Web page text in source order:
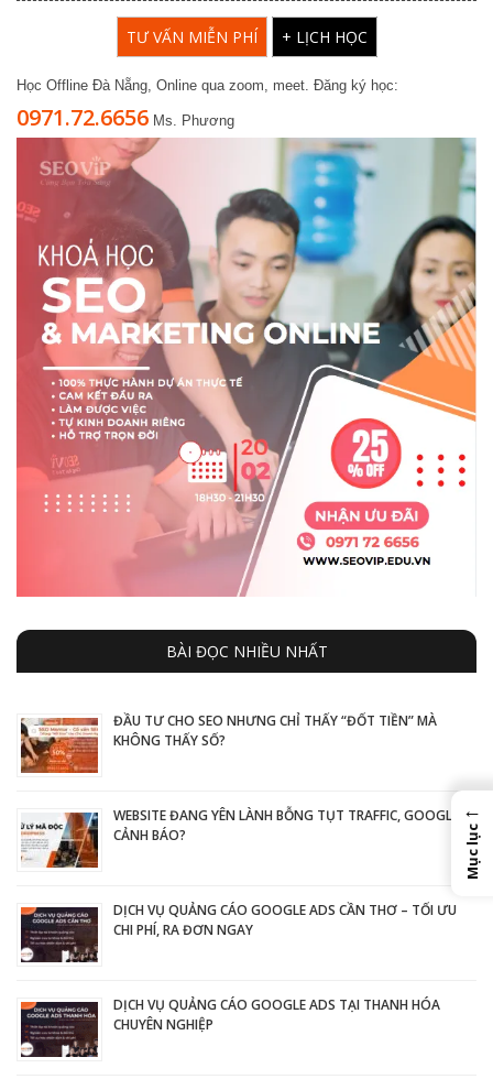
TƯ VẤN MIỄN PHÍ + LỊCH HỌC
Học Offline Đà Nẵng, Online qua zoom, meet. Đăng ký học:
0971.72.6656 Ms. Phương
BÀI ĐỌC NHIỀU NHẤT
ĐẦU TƯ CHO SEO NHƯNG CHỈ THẤY “ĐỐT TIỀN” MÀ
KHÔNG THẤY SỐ?
WEBSITE ĐANG YÊN LÀNH BỖNG TỤT TRAFFIC, GOOGLE
CẢNH BÁO?
DỊCH VỤ QUẢNG CÁO GOOGLE ADS CẦN THƠ – TỐI ƯU
CHI PHÍ, RA ĐƠN NGAY
DỊCH VỤ QUẢNG CÁO GOOGLE ADS TẠI THANH HÓA
CHUYÊN NGHIỆP
←
Mục lục